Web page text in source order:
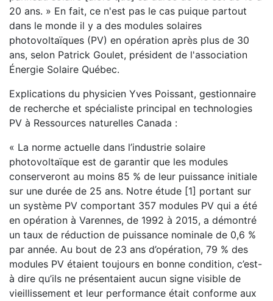
20 ans. » En fait, ce n'est pas le cas puique partout
dans le monde il y a des modules solaires
photovoltaïques (PV) en opération après plus de 30
ans, selon Patrick Goulet, président de l'association
Énergie Solaire Québec.
Explications du physicien Yves Poissant, gestionnaire
de recherche et spécialiste principal en technologies
PV à Ressources naturelles Canada :
« La norme actuelle dans l’industrie solaire
photovoltaïque est de garantir que les modules
conserveront au moins 85 % de leur puissance initiale
sur une durée de 25 ans. Notre étude [1] portant sur
un système PV comportant 357 modules PV qui a été
en opération à Varennes, de 1992 à 2015, a démontré
un taux de réduction de puissance nominale de 0,6 %
par année. Au bout de 23 ans d’opération, 79 % des
modules PV étaient toujours en bonne condition, c’est-
à dire qu’ils ne présentaient aucun signe visible de
vieillissement et leur performance était conforme aux